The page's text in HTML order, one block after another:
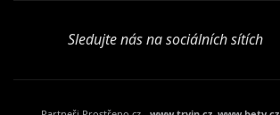
Sledujte nás na sociálních sítích